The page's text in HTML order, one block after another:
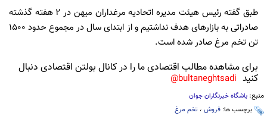
طبق گفته رئیس هیئت مدیره اتحادیه مرغداران میهن در ۲ هفته گذشته
صادراتی به بازارهای هدف نداشتیم و از ابتدای سال در مجموع حدود ۱۵۰۰
تن تخم مرغ صادر شده است‌.
برای مشاهده مطالب اقتصادی ما را در کانال بولتن اقتصادی دنبال
کنید bultaneghtsadi@
منبع: باشگاه خبرنگاران جوان
برچسب ها: فروش ، تخم مرغ